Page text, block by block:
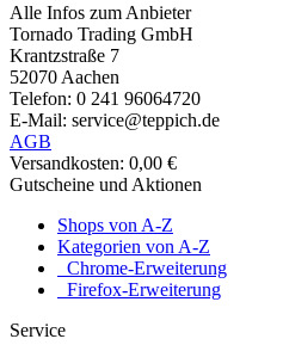
Alle Infos zum Anbieter
Tornado Trading GmbH
Krantzstraße 7
52070 Aachen
Telefon: 0 241 96064720
E-Mail: service@teppich.de
AGB
Versandkosten: 0,00 €
Gutscheine und Aktionen
Shops von A-Z
Kategorien von A-Z
Chrome-Erweiterung
Firefox-Erweiterung
Service